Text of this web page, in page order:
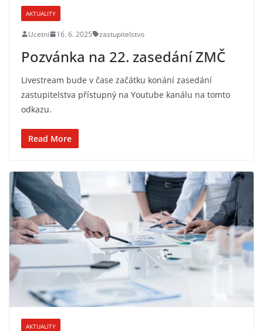
AKTUALITY
Ucetni 16. 6. 2025 zastupitelstvo
Pozvánka na 22. zasedání ZMČ
Livestream bude v čase začátku konání zasedání
zastupitelstva přístupný na Youtube kanálu na tomto
odkazu.
Read More
AKTUALITY